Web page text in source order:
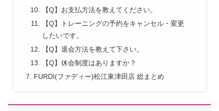
【Q】お支払方法を教えてください。
【Q】トレーニングの予約をキャンセル・変更
したいです。
【Q】退会方法を教えて下さい。
【Q】休会制度はありますか？
FURDI(ファディー)松江東津田店 総まとめ